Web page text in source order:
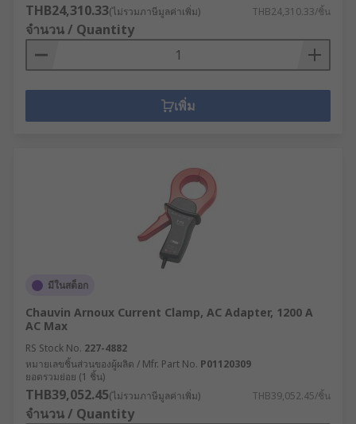
THB24,310.33(ไม่รวมภาษีมูลค่าเพิ่ม) THB24,310.33/ชิ้น
จำนวน / Quantity
เพิ่ม
มีในสต็อก
Chauvin Arnoux Current Clamp, AC Adapter, 1200 A
AC Max
RS Stock No. 227-4882
หมายเลขชิ้นส่วนของผู้ผลิต / Mfr. Part No. P01120309
ยอดรวมย่อย (1 ชิ้น)
THB39,052.45(ไม่รวมภาษีมูลค่าเพิ่ม) THB39,052.45/ชิ้น
จำนวน / Quantity